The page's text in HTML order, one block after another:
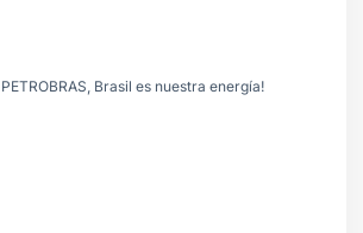
PETROBRAS, Brasil es nuestra energía!